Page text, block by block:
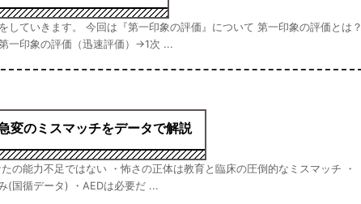
していきます。 今回は『第一印象の評価』について 第一印象の評価とは？
一印象の評価（迅速評価）→1次 ...
変のミスマッチをデータで解説
の能力不足ではない ・怖さの正体は教育と臨床の圧倒的なミスマッチ ・
(国循データ) ・AEDは必要だ ...